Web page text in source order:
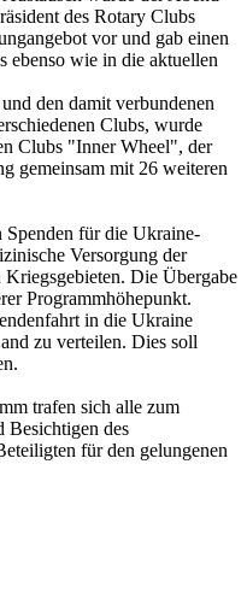
des Rotary Clubs
vor und gab einen
ebenso wie in die aktuellen
den damit verbundenen
Clubs, wurde
Clubs "Inner Wheel", der
gemeinsam mit 26 weiteren
Spenden für die Ukraine-
Versorgung der
Die Übergabe
Programmhöhepunkt.
in die Ukraine
zu verteilen. Dies soll
trafen sich alle zum
Besichtigen des
für den gelungenen